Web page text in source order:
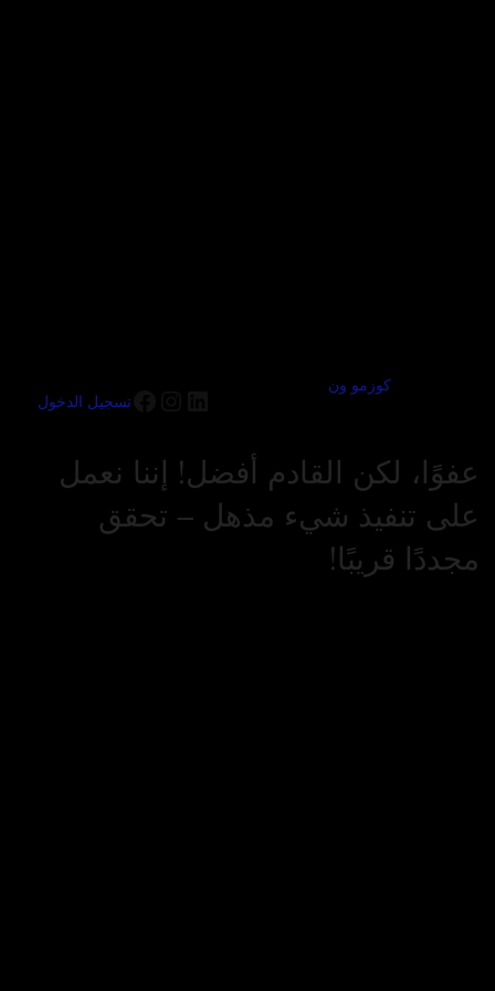
كوزمو ون
تسجيل الدخول
عفوًا، لكن القادم أفضل! إننا نعمل
على تنفيذ شيء مذهل – تحقق
مجددًا قريبًا!